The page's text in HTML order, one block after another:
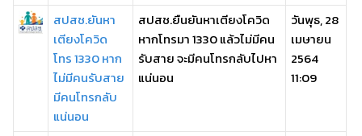
สปสช.ยันหา
เตียงโควิด
โทร 1330 หาก
ไม่มีคนรับสาย
มีคนโทรกลับ
แน่นอน
สปสช.ยืนยันหาเตียงโควิด
หากโทรมา 1330 แล้วไม่มีคน
รับสาย จะมีคนโทรกลับไปหา
แน่นอน
วันพุธ, 28
เมษายน
2564
11:09